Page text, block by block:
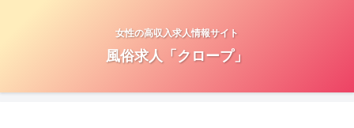
女性の高収入求人情報サイト
風俗求人「クロープ」